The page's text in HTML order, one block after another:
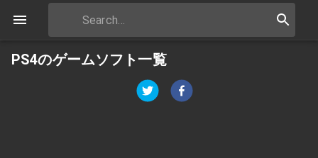
PS4のゲームソフト一覧